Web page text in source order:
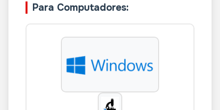
Para Computadores: